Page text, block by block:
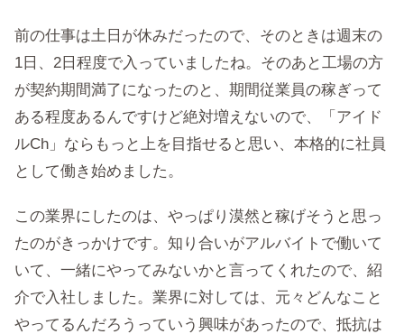
前の仕事は土日が休みだったので、そのときは週末の
1日、2日程度で入っていましたね。そのあと工場の方
が契約期間満了になったのと、期間従業員の稼ぎって
ある程度あるんですけど絶対増えないので、「アイド
ルCh」ならもっと上を目指せると思い、本格的に社員
として働き始めました。
この業界にしたのは、やっぱり漠然と稼げそうと思っ
たのがきっかけです。知り合いがアルバイトで働いて
いて、一緒にやってみないかと言ってくれたので、紹
介で入社しました。業界に対しては、元々どんなこと
やってるんだろうっていう興味があったので、抵抗は